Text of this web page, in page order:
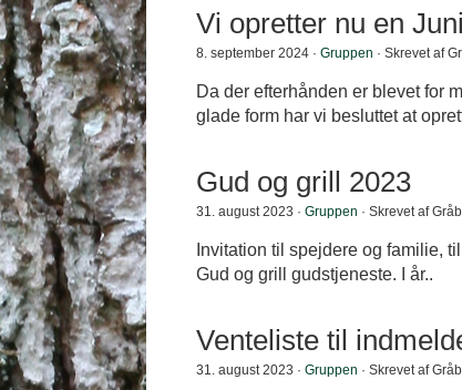
Vi opretter nu en
8. september 2024 · Gruppen · Skrevet af
Da der efterhånden er blevet for
glade form har vi besluttet at
Gud og grill 2023
31. august 2023 · Gruppen · Skrevet af
Invitation til spejdere og familie,
Gud og grill gudstjeneste. I år..
Venteliste til
31. august 2023 · Gruppen · Skrevet af